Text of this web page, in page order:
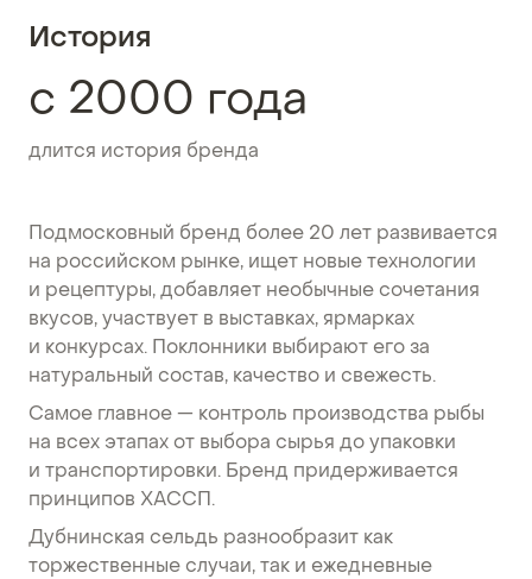
История
с 2000 года
длится история бренда
Подмосковный бренд более 20 лет развивается
на российском рынке, ищет новые технологии
и рецептуры, добавляет необычные сочетания
вкусов, участвует в выставках, ярмарках
и конкурсах. Поклонники выбирают его за
натуральный состав, качество и свежесть.
Самое главное — контроль производства рыбы
на всех этапах от выбора сырья до упаковки
и транспортировки. Бренд придерживается
принципов ХАССП.
Дубнинская сельдь разнообразит как
торжественные случаи, так и ежедневные